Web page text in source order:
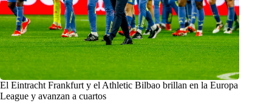
El Eintracht Frankfurt y el Athletic Bilbao brillan en la Europa
League y avanzan a cuartos